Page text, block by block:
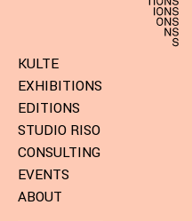
KULTE
EXHIBITIONS
EDITIONS
STUDIO RISO
CONSULTING
EVENTS
ABOUT